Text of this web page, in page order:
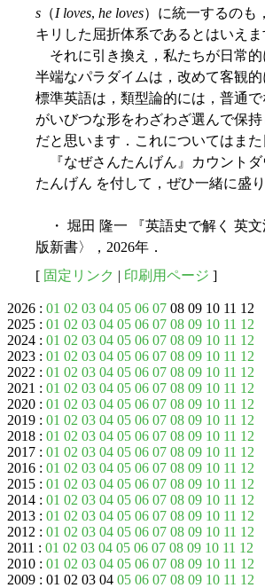
s （I loves, he loves）に統一するのも
キリした屈折体系であるとはいえま
それに引き換え，私たちが日常的
半端なパラダイムは，改めて客観
標準英語は，類型論的には，普通
がいびつな形をわざわざ選んで保
だと思います．これについてはま
『なぜさんたんげん』カウントダ
たんげん を付して，ぜひ一緒に盛
・ 堀田 隆一 『英語史で解く 英
版新書〉，2026年．
[ 固定リンク | 印刷用ページ ]
2026 : 01 02 03 04 05 06 07 08 09 10 11 12
2025 : 01 02 03 04 05 06 07 08 09 10 11 12
2024 : 01 02 03 04 05 06 07 08 09 10 11 12
2023 : 01 02 03 04 05 06 07 08 09 10 11 12
2022 : 01 02 03 04 05 06 07 08 09 10 11 12
2021 : 01 02 03 04 05 06 07 08 09 10 11 12
2020 : 01 02 03 04 05 06 07 08 09 10 11 12
2019 : 01 02 03 04 05 06 07 08 09 10 11 12
2018 : 01 02 03 04 05 06 07 08 09 10 11 12
2017 : 01 02 03 04 05 06 07 08 09 10 11 12
2016 : 01 02 03 04 05 06 07 08 09 10 11 12
2015 : 01 02 03 04 05 06 07 08 09 10 11 12
2014 : 01 02 03 04 05 06 07 08 09 10 11 12
2013 : 01 02 03 04 05 06 07 08 09 10 11 12
2012 : 01 02 03 04 05 06 07 08 09 10 11 12
2011 : 01 02 03 04 05 06 07 08 09 10 11 12
2010 : 01 02 03 04 05 06 07 08 09 10 11 12
2009 : 01 02 03 04 05 06 07 08 09 10 11 12